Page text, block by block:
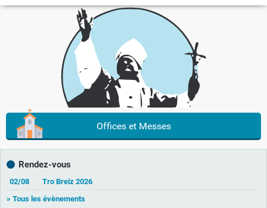
Offices et Messes
Rendez-vous
02/08
Tro Breiz 2026
» Tous les évènements